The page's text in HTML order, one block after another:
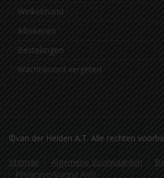
Winkelmand
Afrekenen
Bestellingen
Wachtwoord vergeten
©van der Heiden A.T. Alle rechten
sitemap Algemene Voorwaarden
Privacyverklaring AVG